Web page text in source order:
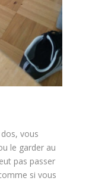
vous
le garder au
pas passer
si vous